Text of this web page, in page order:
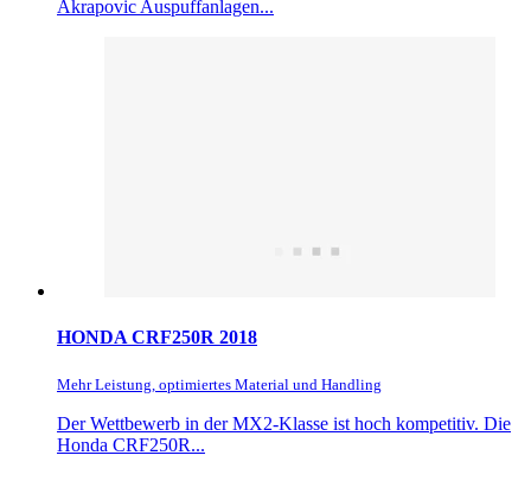
Akrapovic Auspuffanlagen...
HONDA CRF250R 2018
Mehr Leistung, optimiertes Material und Handling
Der Wettbewerb in der MX2-Klasse ist hoch kompetitiv. Die
Honda CRF250R...